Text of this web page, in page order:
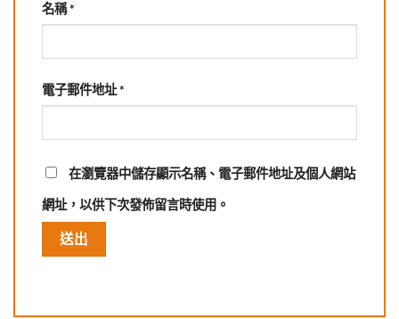
名稱*
電子郵件地址*
在瀏覽器中儲存顯示名稱、電子郵件地址及個人網站
網址，以供下次發佈留言時使用。